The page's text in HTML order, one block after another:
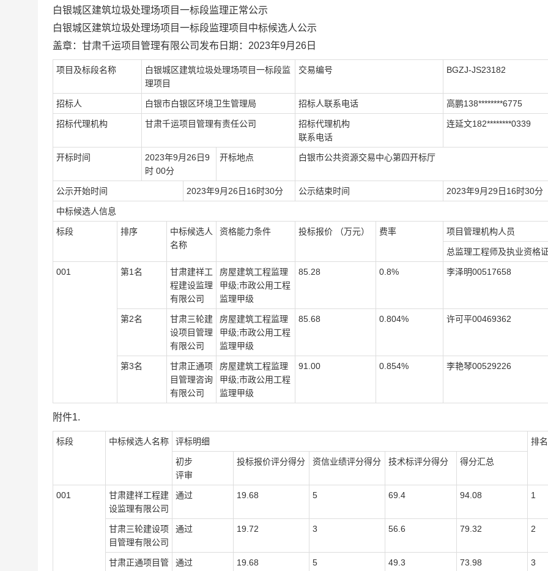
白银城区建筑垃圾处理场项目一标段监理正常公示
白银城区建筑垃圾处理场项目一标段监理项目中标候选人公示
盖章： 甘肃千运项目管理有限公司 发布日期： 2023年9月 26 日
项目及标段名称 白银城区建筑垃圾处理场项目一标段监
理项目
交易编号 BGZJ-JS23182
招标人 白银市白银区环境卫生管理局 招标人联系电话 高鹏138********6775
招标代理机构 甘肃千运项目管理有责任公司
招标代理机构
联系电话
连延文182********0339
开标时间 2023年9月 26 日9
时 00分
开标地点 白银市公共资源交易中心第四开标厅
公示开始时间 2023年9月 26 日 16时30分 公示结束时间 2023年9月 29 日 16时30分
中标候选人信息
标段 排序
中标候选人
名称
资格能力条件 投标报价 （万元） 费率 项目管理机构人员
总监理工程师及执业资格
001 第1 名
甘肃建祥工
程建设监理
有限公司
房屋建筑工程监理
甲级;市政公用工程
监理甲级
85.28 0.8% 李泽明00517658
第2名
甘肃三轮建
设项目管理
有限公司
房屋建筑工程监理
甲级;市政公用工程
监理甲级
85.68 0.804% 许可平00469362
第3名
甘肃正通项
目管理咨询
有限公司
房屋建筑工程监理
甲级;市政公用工程
监理甲级
91.00 0.854% 李艳琴00529226
附件1.
标段 中标候选人名称 评标明细 排名
初步
评审
投标报价评分得分 资信业绩评分得分 技术标评分得分 得分汇总
001
甘肃建祥工程建
设监理有限公司
通过 19.68 5 69.4 94.08 1
甘肃三轮建设项
目管理有限公司
通过 19.72 3 56.6 79.32 2
甘肃正通项目管
通过 19.68 5 49.3 73.98 3